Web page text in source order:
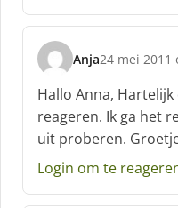
e
f
:
Anja
s
c
h
r
e
e
:
24 mei 2011
Hallo Anna,
reageren. Ik ga het
uit proberen.
Login om te